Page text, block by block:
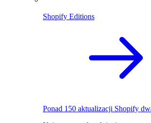
Shopify Editions
Ponad 150 aktualizacji Shopify